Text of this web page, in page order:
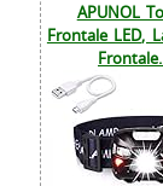
APUNOL
Frontale LED,